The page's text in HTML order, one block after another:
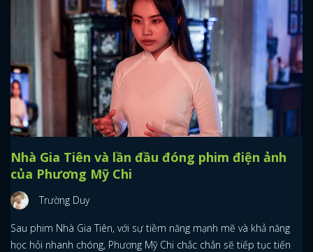
Nhà Gia Tiên và lần đầu đóng phim điện ảnh
của Phương Mỹ Chi
Trường Duy
Sau phim Nhà Gia Tiên, với sự tiềm năng mạnh mẽ và khả năng
học hỏi nhanh chóng, Phương Mỹ Chi chắc chắn sẽ tiếp tục tiến